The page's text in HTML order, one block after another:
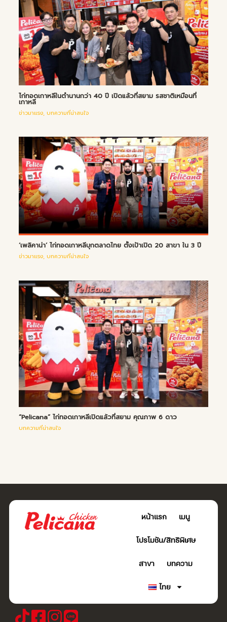
ไก่ทอดเกาหลีในตำนานกว่า 40 ปี เปิดแล้วที่สยาม รสชาติเหมือนที่
เกาหลี
ข่าวมาแรง,บทความที่น่าสนใจ
‘เพลิคาน่า’ ไก่ทอดเกาหลีบุกตลาดไทย ตั้งเป้าเปิด 20 สาขา ใน 3 ปี
ข่าวมาแรง,บทความที่น่าสนใจ
“Pelicana” ไก่ทอดเกาหลีเปิดแล้วที่สยาม คุณภาพ 6 ดาว
บทความที่น่าสนใจ
หน้าแรก เมนู
โปรโมชัน/สิทธิพิเศษ
สาขา บทความ
ไทย